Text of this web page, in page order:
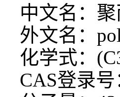
中文名：
外文名：
化学式：
CAS登录